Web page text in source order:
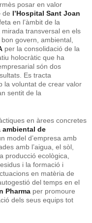
posar en valor
de l’Hospital Sant Joan
en l’àmbit de la
transversal en els
govern, ambiental,
per la consolidació de la
holocràtic que ha
són dos
Es tracta
la voluntat de crear valor
sentit de la
en àrees concretes
ambiental de
model d’empresa amb
amb l’aigua, el sòl,
producció ecològica,
i la formació i
en matèria de
del temps en el
Pharma per promoure
dels seus equips tot